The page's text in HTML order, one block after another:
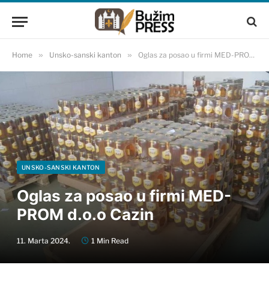
Home » Unsko-sanski kanton » Oglas za posao u firmi MED-PROM d.o.o Cazin
UNSKO-SANSKI KANTON
Oglas za posao u firmi MED-
PROM d.o.o Cazin
11. Marta 2024. 1 Min Read